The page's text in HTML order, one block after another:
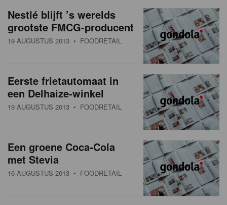
w
s
v
e
c
Nestlé blijft ’s werelds
grootste FMCG-producent
19 AUGUSTUS 2013 • FOODRETAIL
Eerste frietautomaat in
een Delhaize-winkel
19 AUGUSTUS 2013 • FOODRETAIL
Een groene Coca-Cola
met Stevia
16 AUGUSTUS 2013 • FOODRETAIL
a
t
i